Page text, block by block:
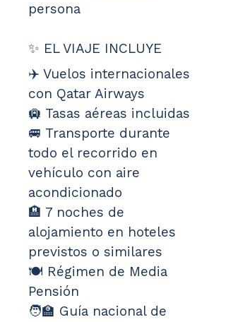
persona
✨ EL VIAJE INCLUYE
✈️ Vuelos internacionales
con Qatar Airways
🛄 Tasas aéreas incluidas
🚐 Transporte durante
todo el recorrido en
vehículo con aire
acondicionado
🏨 7 noches de
alojamiento en hoteles
previstos o similares
🍽️ Régimen de Media
Pensión
🧑‍🏫 Guía nacional de